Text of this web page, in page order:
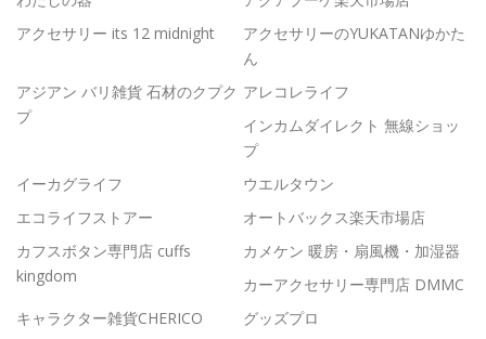
アクセサリー its 12 midnight
アクセサリーのYUKATANゆかた
ん
アジアン バリ雑貨 石材のクプク
プ
アレコレライフ
インカムダイレクト 無線ショッ
プ
イーカグライフ
ウエルタウン
エコライフストアー
オートバックス楽天市場店
カフスボタン専門店 cuffs
kingdom
カメケン 暖房・扇風機・加湿器
カーアクセサリー専門店 DMMC
キャラクター雑貨CHERICO
グッズプロ